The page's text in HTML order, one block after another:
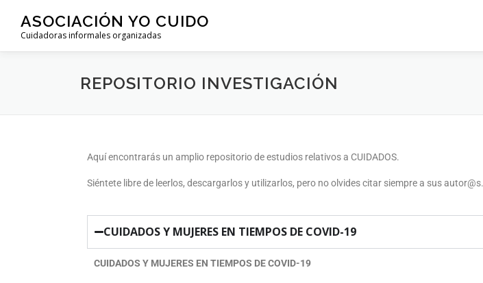
ASOCIACIÓN YO CUIDO
Cuidadoras informales organizadas
REPOSITORIO INVESTIGACIÓN
Aquí encontrarás un amplio repositorio de estudios relativos a CUIDADOS.
Siéntete libre de leerlos, descargarlos y utilizarlos, pero no olvides citar siempre a sus autor@s.
CUIDADOS Y MUJERES EN TIEMPOS DE COVID-19
CUIDADOS Y MUJERES EN TIEMPOS DE COVID-19